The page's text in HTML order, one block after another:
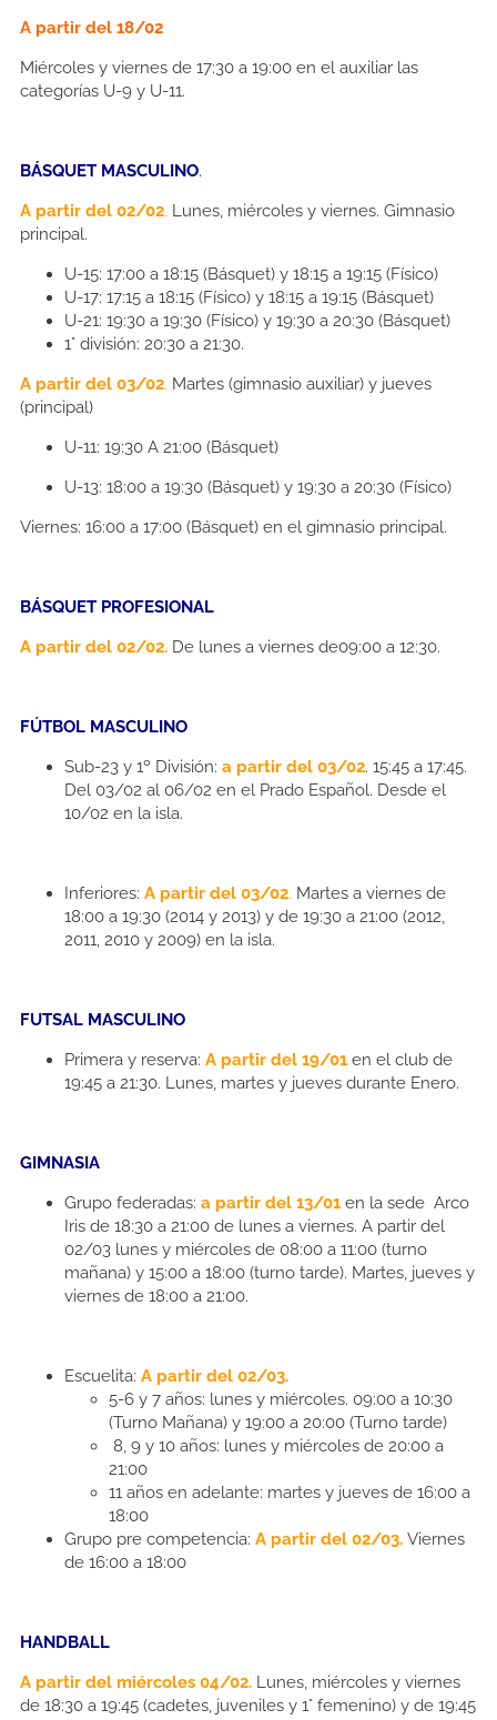
A partir del 18/02
Miércoles y viernes de 17:30 a 19:00 en el auxiliar las
categorías U-9 y U-11.
BÁSQUET MASCULINO.
A partir del 02/02. Lunes, miércoles y viernes. Gimnasio
principal.
U-15: 17:00 a 18:15 (Básquet) y 18:15 a 19:15 (Físico)
U-17: 17:15 a 18:15 (Físico) y 18:15 a 19:15 (Básquet)
U-21: 19:30 a 19:30 (Físico) y 19:30 a 20:30 (Básquet)
1° división: 20:30 a 21:30.
A partir del 03/02. Martes (gimnasio auxiliar) y jueves
(principal)
U-11: 19:30 A 21:00 (Básquet)
U-13: 18:00 a 19:30 (Básquet) y 19:30 a 20:30 (Físico)
Viernes: 16:00 a 17:00 (Básquet) en el gimnasio principal.
BÁSQUET PROFESIONAL
A partir del 02/02. De lunes a viernes de09:00 a 12:30.
FÚTBOL MASCULINO
Sub-23 y 1º División: a partir del 03/02. 15:45 a 17:45.
Del 03/02 al 06/02 en el Prado Español. Desde el
10/02 en la isla.
Inferiores: A partir del 03/02. Martes a viernes de
18:00 a 19:30 (2014 y 2013) y de 19:30 a 21:00 (2012,
2011, 2010 y 2009) en la isla.
FUTSAL MASCULINO
Primera y reserva: A partir del 19/01 en el club de
19:45 a 21:30. Lunes, martes y jueves durante Enero.
GIMNASIA
Grupo federadas: a partir del 13/01 en la sede Arco
Iris de 18:30 a 21:00 de lunes a viernes. A partir del
02/03 lunes y miércoles de 08:00 a 11:00 (turno
mañana) y 15:00 a 18:00 (turno tarde). Martes, jueves y
viernes de 18:00 a 21:00.
Escuelita: A partir del 02/03.
5-6 y 7 años: lunes y miércoles. 09:00 a 10:30
(Turno Mañana) y 19:00 a 20:00 (Turno tarde)
8, 9 y 10 años: lunes y miércoles de 20:00 a
21:00
11 años en adelante: martes y jueves de 16:00 a
18:00
Grupo pre competencia: A partir del 02/03. Viernes
de 16:00 a 18:00
HANDBALL
A partir del miércoles 04/02. Lunes, miércoles y viernes
de 18:30 a 19:45 (cadetes, juveniles y 1° femenino) y de 19:45